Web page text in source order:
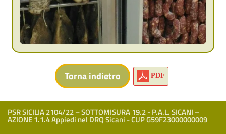
PDF
PSR SICILIA 2104/22 – SOTTOMISURA 19.2 - P.A.L. SICANI –
AZIONE 1.1.4 Appiedi nel DRQ Sicani - CUP G59F23000000009